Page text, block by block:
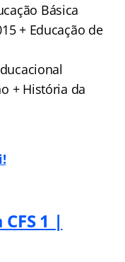
Básica
+ Educação de
+ História da
1 |